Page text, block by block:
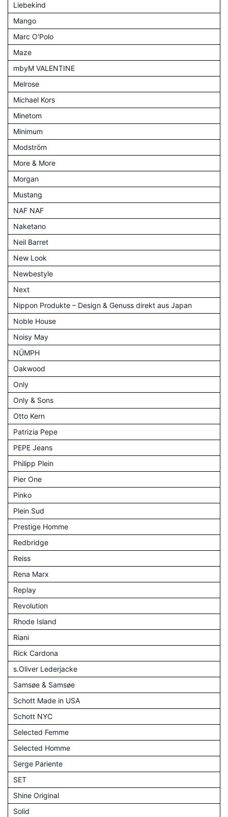
Liebekind
Mango
Marc O'Polo
Maze
mbyM VALENTINE
Melrose
Michael Kors
Minetom
Minimum
Modström
More & More
Morgan
Mustang
NAF NAF
Naketano
Neil Barret
New Look
Newbestyle
Next
Nippon Produkte – Design & Genuss direkt aus Japan
Noble House
Noisy May
NÜMPH
Oakwood
Only
Only & Sons
Otto Kern
Patrizia Pepe
PEPE Jeans
Philipp Plein
Pier One
Pinko
Plein Sud
Prestige Homme
Redbridge
Reiss
Rena Marx
Replay
Revolution
Rhode Island
Riani
Rick Cardona
s.Oliver Lederjacke
Samsøe & Samsøe
Schott Made in USA
Schott NYC
Selected Femme
Selected Homme
Serge Pariente
SET
Shine Original
Solid